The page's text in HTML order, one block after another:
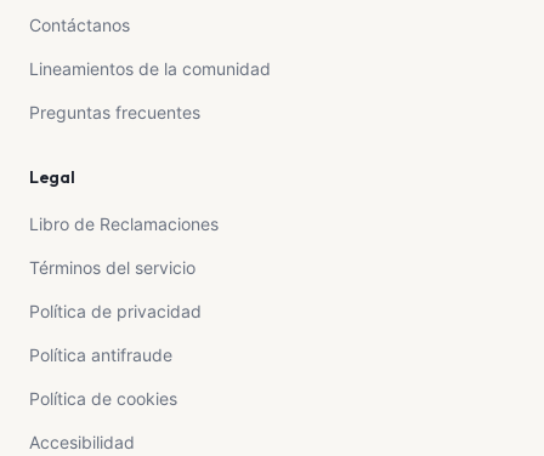
Contáctanos
Lineamientos de la comunidad
Preguntas frecuentes
Legal
Libro de Reclamaciones
Términos del servicio
Política de privacidad
Política antifraude
Política de cookies
Accesibilidad